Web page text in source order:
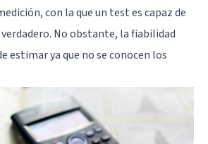
con la que un test es capaz de
No obstante, la fiabilidad
estimar ya que no se conocen los